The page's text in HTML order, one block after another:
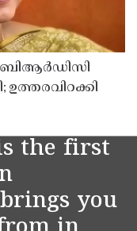
ബിആർഡിസി
the first
you